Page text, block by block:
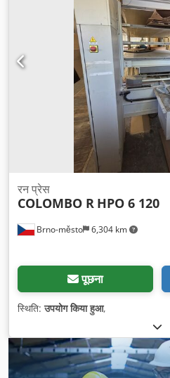
Brno-město 6,304 km
रन प्रेस
COLOMBO R HPO 6 120
पूछना
स्थिति:उपयोग किया हुआ,